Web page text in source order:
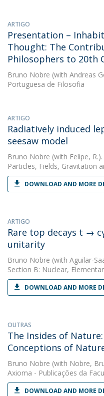
ARTIGO
Presentation –
Thought: The
Philosophers to 20th
Bruno Nobre (with Andreas
Portuguesa de Filosofia
ARTIGO
Radiatively induced
seesaw model
Bruno Nobre (with Felipe,
Particles, Fields, Gravitation
DOWNLOAD AND MORE
ARTIGO
Rare top decays t →
unitarity
Bruno Nobre (with Aguilar-
Section B: Nuclear,
DOWNLOAD AND MORE
OUTRAS
The Insides of
Conceptions of
Bruno Nobre (with Nobre,
Axioma - Publicações da
DOWNLOAD AND MORE